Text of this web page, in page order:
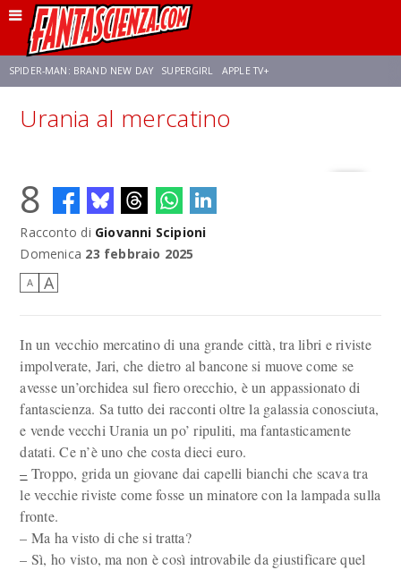
SPIDER-MAN: BRAND NEW DAY SUPERGIRL APPLE TV+
FRANCO RICCIARDIELLO ZENDAYA STAR TREK
NETFLIX SADIE SINK CELIA ROSE GOODING
Urania al mercatino
8
Racconto di Giovanni Scipioni
Domenica 23 febbraio 2025
A A
In un vecchio mercatino di una grande città, tra libri e riviste
impolverate, Jari, che dietro al bancone si muove come se
avesse un’orchidea sul fiero orecchio, è un appassionato di
fantascienza. Sa tutto dei racconti oltre la galassia conosciuta,
e vende vecchi Urania un po’ ripuliti, ma fantasticamente
datati. Ce n’è uno che costa dieci euro.
– Troppo, grida un giovane dai capelli bianchi che scava tra
le vecchie riviste come fosse un minatore con la lampada sulla
fronte.
– Ma ha visto di che si tratta?
– Sì, ho visto, ma non è così introvabile da giustificare quel